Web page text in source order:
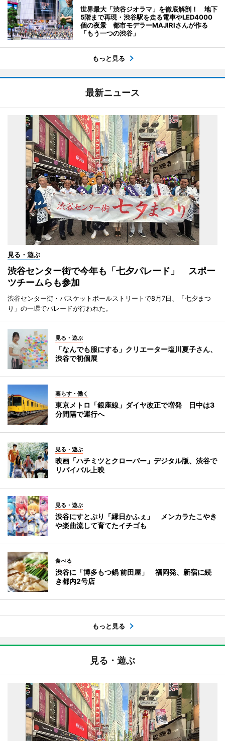
世界最大「渋谷ジオラマ」を徹底解剖！ 地下
5階まで再現・渋谷駅を走る電車やLED4000
個の夜景 都市モデラーMAJIRIさんが作る
「もう一つの渋谷」
もっと見る
最新ニュース
見る・遊ぶ
渋谷センター街で今年も「七夕パレード」 スポー
ツチームらも参加
渋谷センター街・バスケットボールストリートで8月7日、「七夕まつ
り」の一環でパレードが行われた。
見る・遊ぶ
「なんでも服にする」クリエーター塩川夏子さん、
渋谷で初個展
暮らす・働く
東京メトロ「銀座線」ダイヤ改正で増発 日中は3
分間隔で運行へ
見る・遊ぶ
映画「ハチミツとクローバー」デジタル版、渋谷で
リバイバル上映
見る・遊ぶ
渋谷にすとぷり「縁日かふぇ」 メンカラたこやき
や楽曲流して育てたイチゴも
食べる
渋谷に「博多もつ鍋 前田屋」 福岡発、新宿に続
き都内2号店
もっと見る
見る・遊ぶ